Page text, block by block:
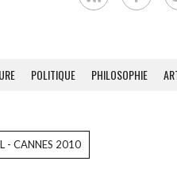
POLITIQUE PHILOSOPHIE
- CANNES 2010